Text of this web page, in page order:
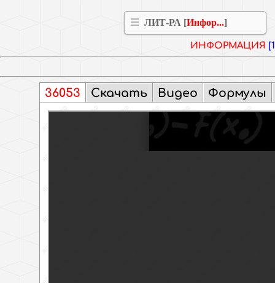
ЛИТ-РА [Инфор...]
ИНФОРМАЦИЯ
36053 Скачать Видео Формулы